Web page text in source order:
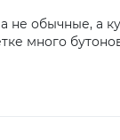
обычные, а
много